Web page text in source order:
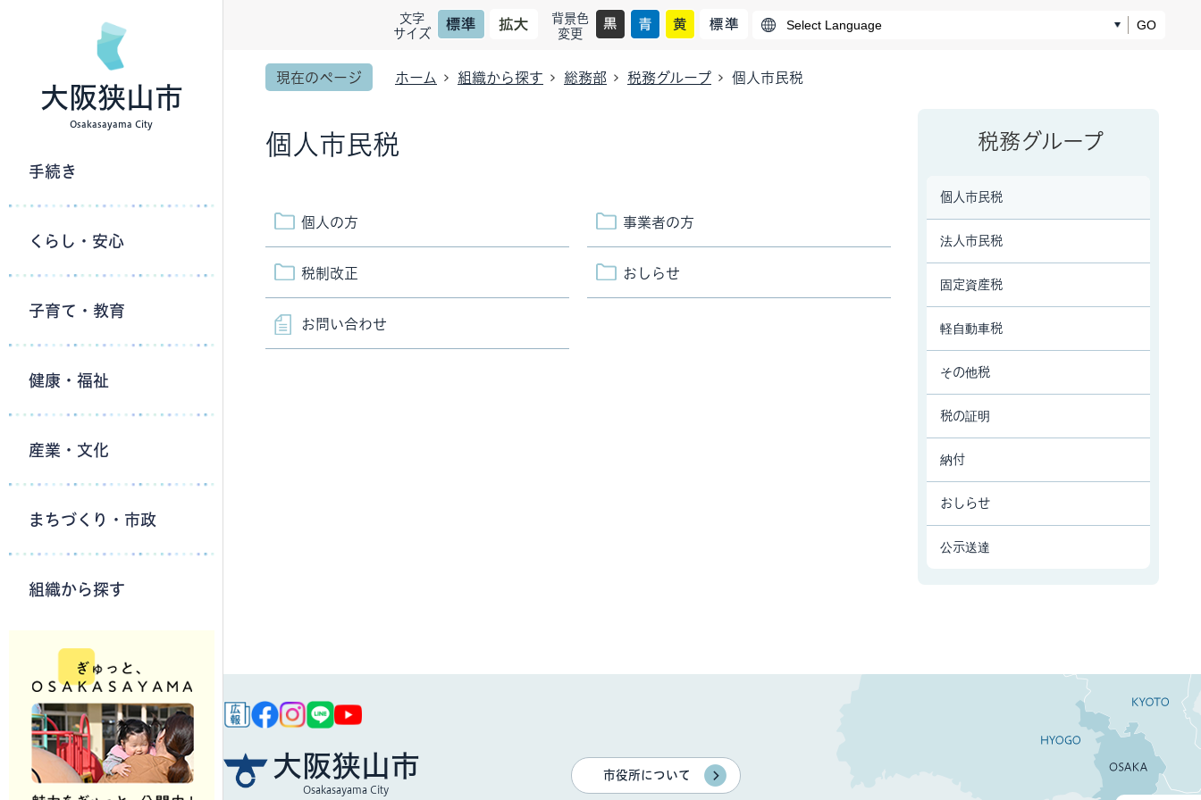
文字
サイズ
背景色
変更
GO
現在のページ ホーム 組織から探す 総務部 税務グループ 個人市民税
大阪狭山市
Osakasayama City
手続き
くらし・安心
子育て・教育
健康・福祉
産業・文化
まちづくり・市政
組織から探す
個人市民税
個人の方 事業者の方
税制改正 おしらせ
お問い合わせ
税務グループ
個人市民税
法人市民税
固定資産税
軽自動車税
その他税
税の証明
納付
おしらせ
公示送達
大阪狭山市
Osakasayama City
市役所について